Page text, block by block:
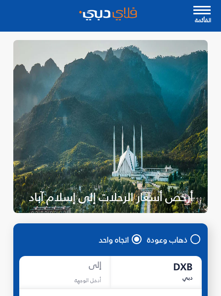
القأئمة
أرخص أسعار الرحلات إلى إسلام آباد
ذهاب وعودة اتجاه واحد
DXB
دبي
إلى
أدخل الوجهة